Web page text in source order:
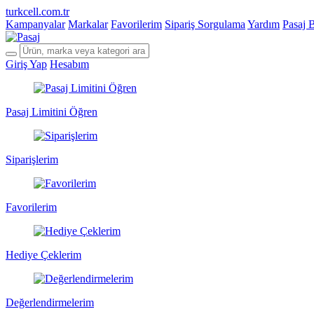
turkcell.com.tr
Kampanyalar Markalar Favorilerim Sipariş Sorgulama Yardım Pasaj
Giriş Yap Hesabım
Pasaj Limitini Öğren
Siparişlerim
Favorilerim
Hediye Çeklerim
Değerlendirmelerim